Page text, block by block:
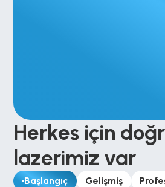
Herkes için
lazerimiz var
Başlangıç Gelişmiş